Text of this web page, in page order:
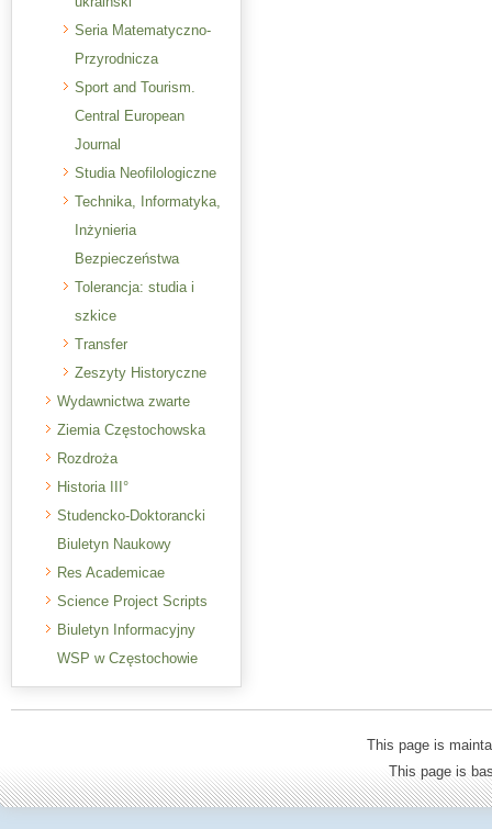
Seria Matematyczno-
Przyrodnicza
Sport and Tourism.
Central European
Journal
Studia Neofilologiczne
Technika, Informatyka,
Inżynieria
Bezpieczeństwa
Tolerancja: studia i
szkice
Transfer
Zeszyty Historyczne
Wydawnictwa zwarte
Ziemia Częstochowska
Rozdroża
Historia III°
Studencko-Doktorancki
Biuletyn Naukowy
Res Academicae
Science Project Scripts
Biuletyn Informacyjny
WSP w Częstochowie
This page is
This page is